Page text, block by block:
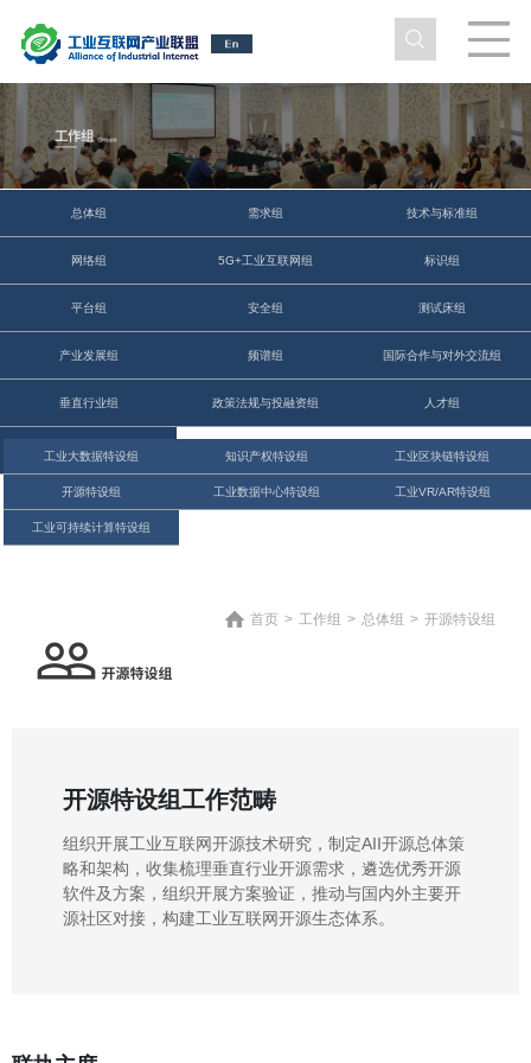
总体组
工业大数据特设组 知识产权特设组 工业区块链特设组
开源特设组 工业数据中心特设组 工业VR/AR特设组
工业可持续计算特设组
需求组 技术与标准组
网络组 5G+工业互联网组 标识组
平台组 安全组 测试床组
产业发展组 频谱组 国际合作与对外交流组
垂直行业组 政策法规与投融资组 人才组
碳达峰碳中和组
首页 > 工作组 > 总体组 > 开源特设组
开源特设组工作范畴
组织开展工业互联网开源技术研究，制定AII开源总体策
略和架构，收集梳理垂直行业开源需求，遴选优秀开源
软件及方案，组织开展方案验证，推动与国内外主要开
源社区对接，构建工业互联网开源生态体系。